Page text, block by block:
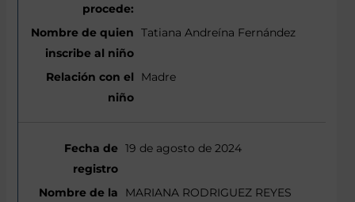
Tatiana Andreína Fernández
Madre
19 de agosto de 2024
MARIANA RODRIGUEZ REYES